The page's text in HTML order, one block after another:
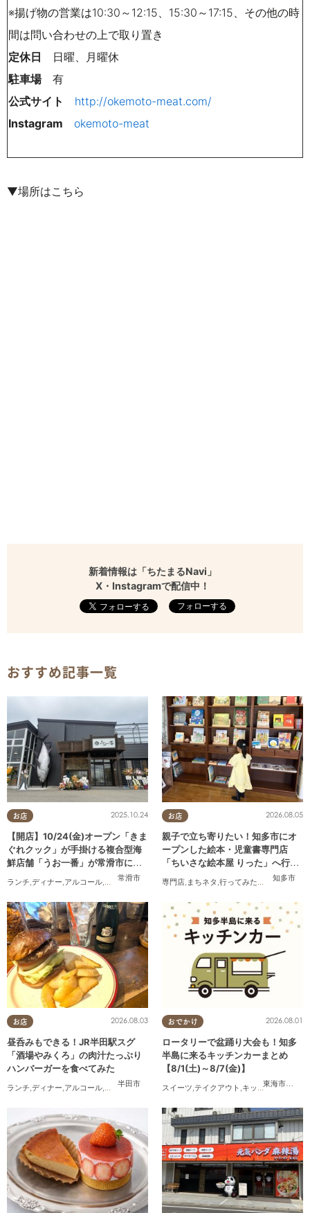
※揚げ物の営業は10:30 ～ 12:15 15:30 ～ 17:15 、その他の時
間は問い合わせの上で取り置き
定休日 日曜、月曜休
駐車場有
公式サイト
http://okemoto-meat.com/
Instagram
okemoto-meat
▼場所はこちら
新着情報は「ちたまるNavi」
X・Instagramで配信中！
フォローする
おすすめ記事一覧
お店
常滑市
2025.10.24
【開店】10/24(金)オープン「きま
ぐれクック」が手掛ける複合型海
鮮店舗「うお一番」が常滑市に誕
ランチ ディナー アルコール 開店,まちネタ
お店
知多市
2026.08.05
親子で立ち寄りたい！知多市にオ
ープンした絵本・児童書専門店
「ちいさな絵本屋 りった」へ行っ
専門店 まちネタ 行ってみたレポ ,親子,家族
お店
半田市
2026.08.03
昼呑みもできる！JR半田駅スグ
「酒場やみくろ」の肉汁たっぷり
ハンバーガーを食べてみた
ランチ ディナー アルコール パン,行ってみたレポ, おひとりさま,友人
おでかけ
東海市
,大府
2026.08.01
ロータリーで盆踊り大会も！知多
半島に来るキッチンカーまとめ
【8/1(土)～8/7(金)】
スイーツ テイクアウト キッチンカー ,イベ